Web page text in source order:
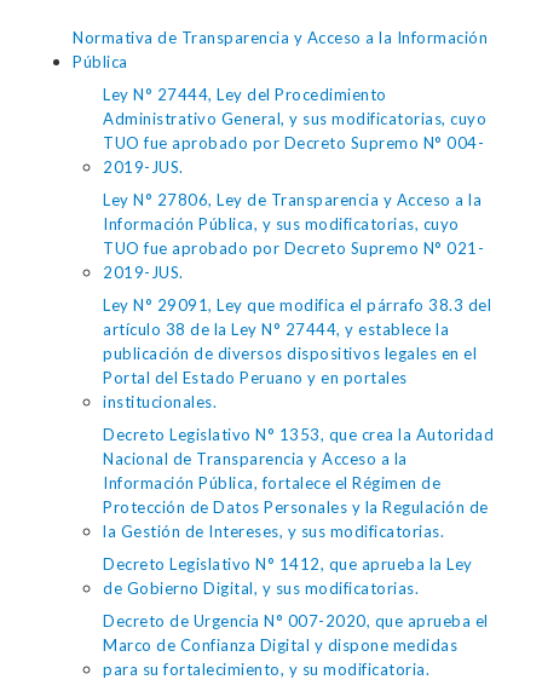
Normativa de Transparencia y Acceso a la Información
Pública
Ley N° 27444, Ley del Procedimiento
Administrativo General, y sus modificatorias, cuyo
TUO fue aprobado por Decreto Supremo N° 004-
2019-JUS.
Ley N° 27806, Ley de Transparencia y Acceso a la
Información Pública, y sus modificatorias, cuyo
TUO fue aprobado por Decreto Supremo N° 021-
2019-JUS.
Ley N° 29091, Ley que modifica el párrafo 38.3 del
artículo 38 de la Ley N° 27444, y establece la
publicación de diversos dispositivos legales en el
Portal del Estado Peruano y en portales
institucionales.
Decreto Legislativo N° 1353, que crea la Autoridad
Nacional de Transparencia y Acceso a la
Información Pública, fortalece el Régimen de
Protección de Datos Personales y la Regulación de
la Gestión de Intereses, y sus modificatorias.
Decreto Legislativo N° 1412, que aprueba la Ley
de Gobierno Digital, y sus modificatorias.
Decreto de Urgencia N° 007-2020, que aprueba el
Marco de Confianza Digital y dispone medidas
para su fortalecimiento, y su modificatoria.